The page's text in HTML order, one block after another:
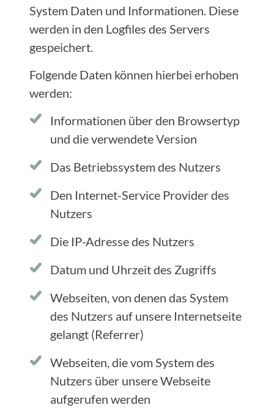
System Daten und Informationen. Diese
werden in den Logfiles des Servers
gespeichert.
Folgende Daten können hierbei erhoben
werden:
Informationen über den Browsertyp
und die verwendete Version
Das Betriebssystem des Nutzers
Den Internet-Service Provider des
Nutzers
Die IP-Adresse des Nutzers
Datum und Uhrzeit des Zugriffs
Webseiten, von denen das System
des Nutzers auf unsere Internetseite
gelangt (Referrer)
Webseiten, die vom System des
Nutzers über unsere Webseite
aufgerufen werden